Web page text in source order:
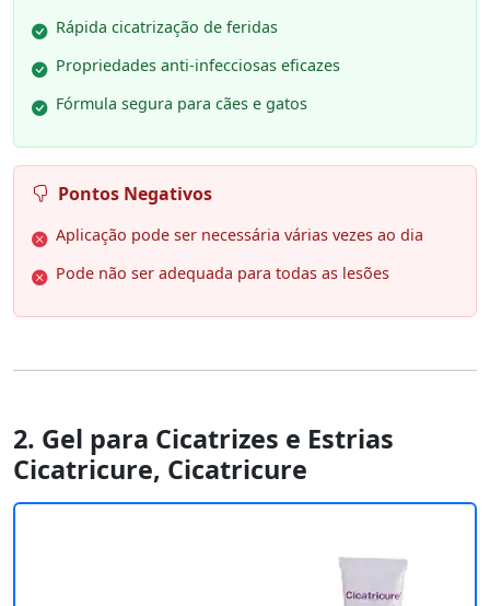
Rápida cicatrização de feridas
Propriedades anti-infecciosas eficazes
Fórmula segura para cães e gatos
Pontos Negativos
Aplicação pode ser necessária várias vezes ao dia
Pode não ser adequada para todas as lesões
2. Gel para Cicatrizes e Estrias
Cicatricure, Cicatricure